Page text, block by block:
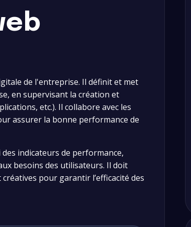
de l'entreprise. Il définit et met
en supervisant la création et
etc.). Il collabore avec les
assurer la bonne performance de
indicateurs de performance,
besoins des utilisateurs. Il doit
pour garantir l’efficacité des